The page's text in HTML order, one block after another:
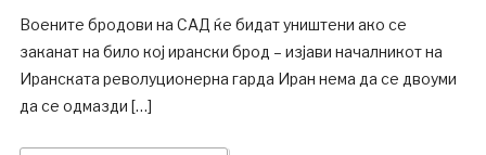
Воените бродови на САД ќе бидат уништени ако се
заканат на било кој ирански брод – изјави началникот на
Иранската револуционерна гарда Иран нема да се двоуми
да се одмазди […]